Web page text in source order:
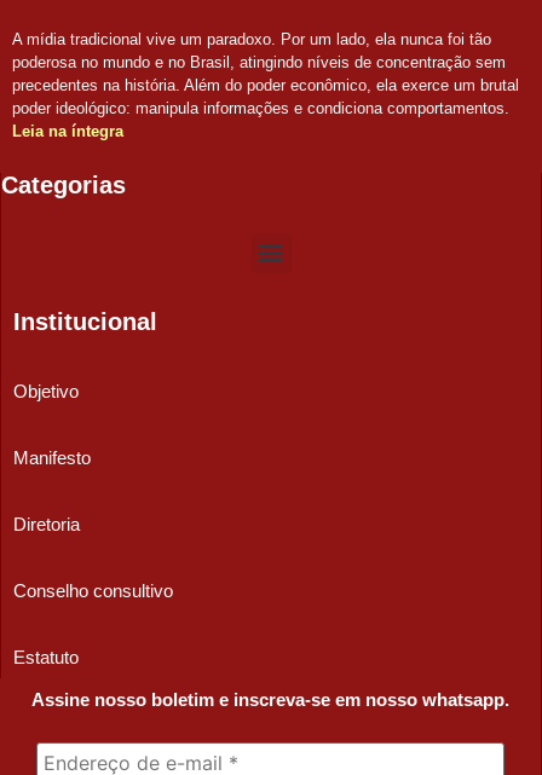
A mídia tradicional vive um paradoxo. Por um lado, ela nunca foi tão
poderosa no mundo e no Brasil, atingindo níveis de concentração sem
precedentes na história. Além do poder econômico, ela exerce um brutal
poder ideológico: manipula informações e condiciona comportamentos.
Leia na íntegra
Categorias
Institucional
Objetivo
Manifesto
Diretoria
Conselho consultivo
Estatuto
Assine nosso boletim e inscreva-se em nosso whatsapp.